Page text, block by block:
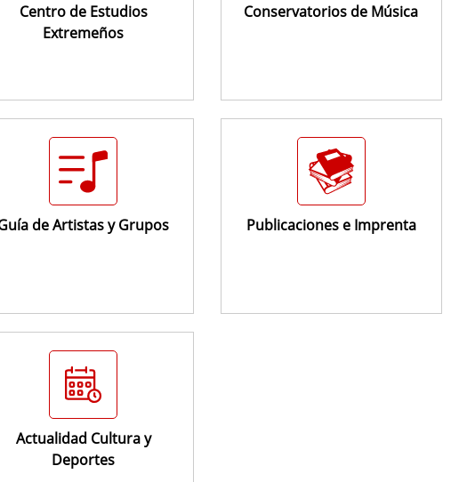
Centro de Estudios
Extremeños
Conservatorios de Música
de Artistas y Grupos Publicaciones e Imprenta
Actualidad Cultura y
Deportes